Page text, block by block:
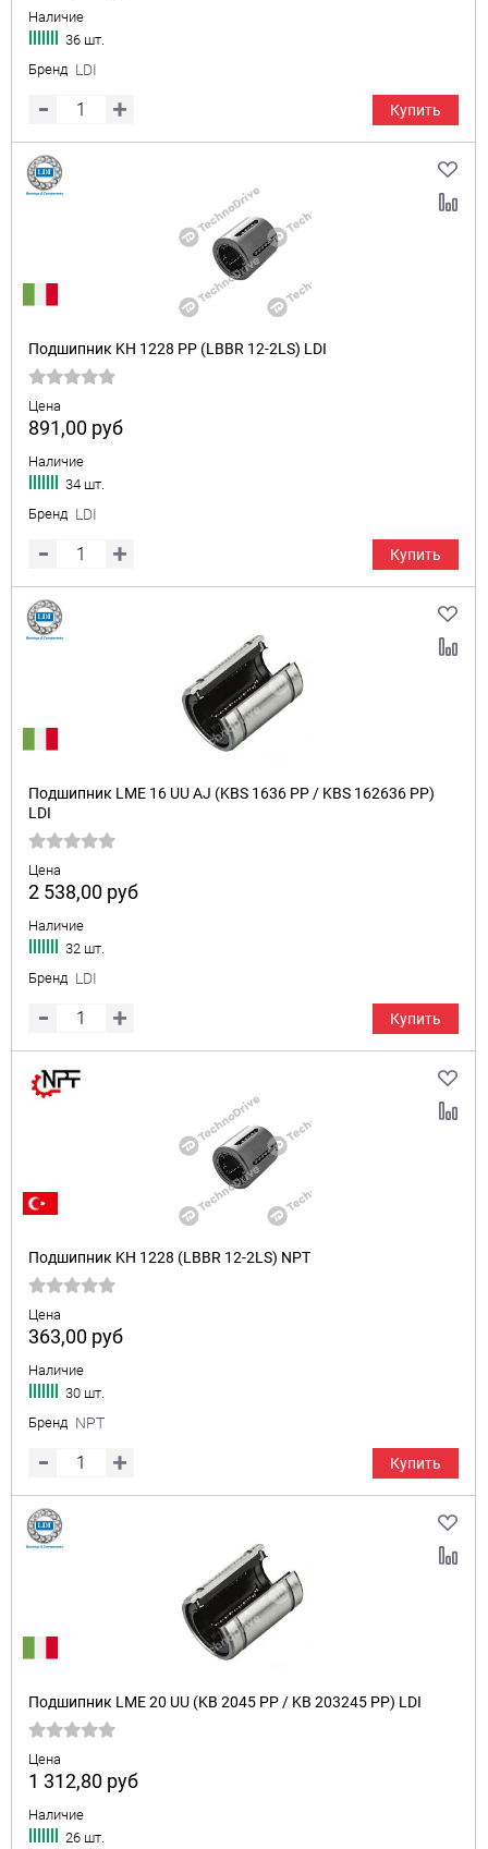
Наличие
36 шт.
Бренд LDI
Купить
Подшипник KH 1228 PP (LBBR 12-2LS) LDI
Цена
891,00 руб
Наличие
34 шт.
Бренд LDI
Купить
Подшипник LME 16 UU AJ (KBS 1636 PP / KBS 162636 PP)
LDI
Цена
2 538,00 руб
Наличие
32 шт.
Бренд LDI
Купить
Подшипник KH 1228 (LBBR 12-2LS) NPT
Цена
363,00 руб
Наличие
30 шт.
Бренд NPT
Купить
Подшипник LME 20 UU (KB 2045 PP / KB 203245 PP) LDI
Цена
1 312,80 руб
Наличие
26 шт.